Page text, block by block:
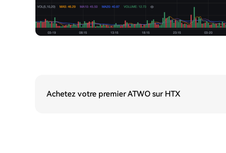
Achetez votre premier ATWO sur HTX